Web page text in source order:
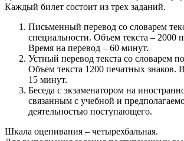
Каждый билет состоит из трех заданий.
Письменный перевод со словарем
специальности. Объем текста – 2000
Время на перевод – 60 минут.
Устный перевод текста со словарем
Объем текста 1200 пе­чатных знаков.
15 минут.
Беседа с экзаменатором на
связанным с учебной и
деятельностью поступающего.
Шкала оценивания – четырехбальная.